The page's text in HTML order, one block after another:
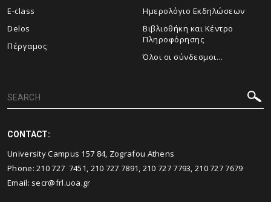
E-class
Delos
Πέργαμος
Ημερολόγιο Εκδηλώσεων
Βιβλιοθήκη και Κέντρο
Πληροφόρησης
Όλοι οι σύνδεσμοι...
CONTACT:
University Campus 157 84, Zografou Athens
Phone: 210 727 7451, 210 727 7891, 210 727 7793, 210 727 7679
Email: secr@frl.uoa.gr